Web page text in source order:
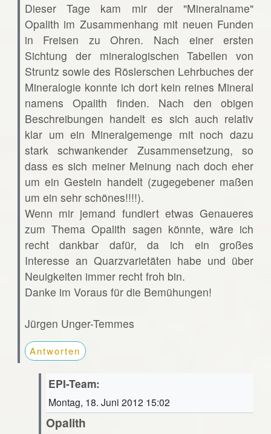
Dieser Tage kam mir der "Mineralname"
Opalith im Zusammenhang mit neuen Funden
in Freisen zu Ohren. Nach einer ersten
Sichtung der mineralogischen Tabellen von
Struntz sowie des Röslerschen Lehrbuches der
Mineralogie konnte ich dort kein reines Mineral
namens Opalith finden. Nach den obigen
Beschreibungen handelt es sich auch relativ
klar um ein Mineralgemenge mit noch dazu
stark schwankender Zusammensetzung, so
dass es sich meiner Meinung nach doch eher
um ein Gestein handelt (zugegebener maßen
um ein sehr schönes!!!!).
Wenn mir jemand fundiert etwas Genaueres
zum Thema Opalith sagen könnte, wäre ich
recht dankbar dafür, da ich ein großes
Interesse an Quarzvarietäten habe und über
Neuigkeiten immer recht froh bin.
Danke im Voraus für die Bemühungen!
Jürgen Unger-Temmes
Antworten
EPI-Team:
Montag, 18. Juni 2012 15:02
Opalith